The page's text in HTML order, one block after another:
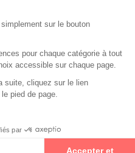
Tous droits
sur le bouton
pour chaque catégorie à tout
accessible sur chaque page.
suite, cliquez sur le lien
pied de page.
par
Accepter et